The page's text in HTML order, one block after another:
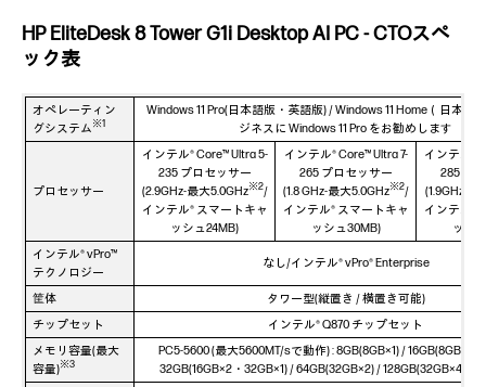
HP EliteDesk 8 Tower G1i Desktop AI PC - CTOスペ
ック表
オペレーティン
グシステム※1
Windows 11 Pro(日本語版・英語版) / Windows 11 Home（日本語
ジネスに Windows 11 Pro をお勧めします
プロセッサー
インテル® Core™ Ultra 5-
235 プロセッサー
(2.9GHz-最大5.0GHz※2/
インテル® スマートキャ
ッシュ24MB)
インテル® Core™ Ultra 7-
265 プロセッサー
(1.8 GHz-最大5.0GHz※2/
インテル® スマートキャ
ッシュ30MB)
インテル®
285 プ
(1.9GHz-最
インテル®
ッシ
インテル® vPro™
テクノロジー
なし/インテル® vPro® Enterprise
筐体
タワー型(縦置き / 横置き可能)
チップセット
インテル® Q870 チップセット
メモリ容量(最大
容量)※3
PC5-5600 (最大5600MT/sで動作) : 8GB(8GB×1) / 16GB(8GB×2・
32GB(16GB×2・32GB×1) / 64GB(32GB×2) / 128GB(32GB×4) (最